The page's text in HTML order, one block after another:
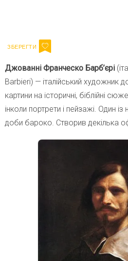
Джованні Франческо Барб’єрі
Barbieri) — італійський
картини на історичні, біблійні
інколи портрети і пейзажі. Один
доби бароко. Створив декілька